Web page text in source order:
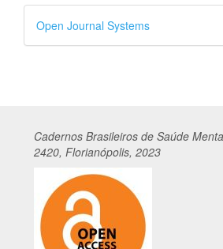
Desenvolvido
por
Open Journal Systems
Cadernos Brasileiros de Saúde
2420, Florianópolis, 2023